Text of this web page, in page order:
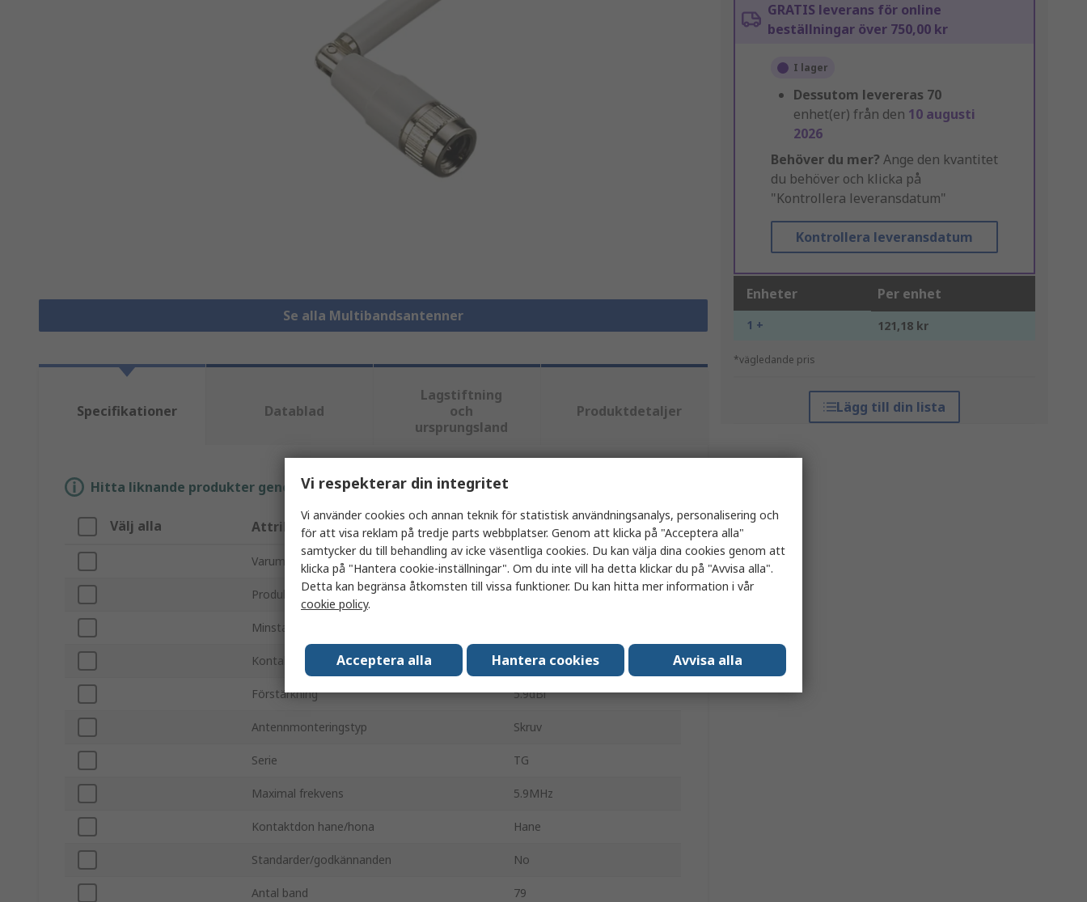
Se alla Multibandsantenner
GRATIS leverans för online
beställningar över 750,00 kr
I lager
Dessutom levereras 70
enhet(er) från den 10 augusti
2026
Behöver du mer? Ange den kvantitet
du behöver och klicka på
"Kontrollera leveransdatum"
Kontrollera leveransdatum
Enheter Per enhet
1 + 121,18 kr
*vägledande pris
Lägg till din lista
Specifikationer Datablad
Lagstiftning
och
ursprungsland
Produktdetaljer
Hitta liknande produkter genom att välja ett eller flera attribut.
Välj alla Attribut Värde
Varumärke Taoglas
Produkttyp Flerbandsantenn
Minsta frekvens
Kontaktdonstyp SMA hane
Förstärkning 5.9dBi
Antennmonteringstyp Skruv
Serie TG
Maximal frekvens 5.9MHz
Kontaktdon hane/hona Hane
Standarder/godkännanden No
Antal band 79
Vi respekterar din integritet
Vi använder cookies och annan teknik för statistisk användningsanalys, personalisering och
för att visa reklam på tredje parts webbplatser. Genom att klicka på "Acceptera alla"
samtycker du till behandling av icke väsentliga cookies. Du kan välja dina cookies genom att
klicka på "Hantera cookie-inställningar". Om du inte vill ha detta klickar du på "Avvisa alla".
Detta kan begränsa åtkomsten till vissa funktioner. Du kan hitta mer information i vår
cookie policy.
Acceptera alla Hantera cookies Avvisa alla